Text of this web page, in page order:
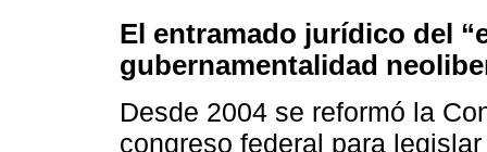
El entramado jurídico del
gubernamentalidad
Desde 2004 se reformó la
congreso federal para